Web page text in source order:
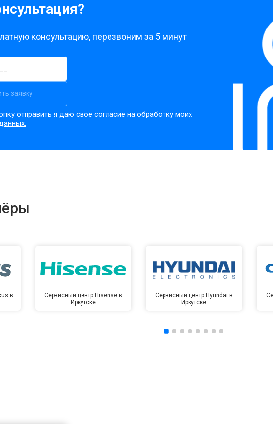
консультацию, перезвоним за 5 минут
заявку
отправить я даю свое согласие на обработку моих
в
Сервисный центр Hisense в
Иркутске
Сервисный центр Hyundai в
Иркутске